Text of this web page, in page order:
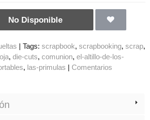
No Disponible
Tags: scrapbook scrapbooking scrap
die-cuts comunion el-altillo-de-los-
las-primulas Comentarios